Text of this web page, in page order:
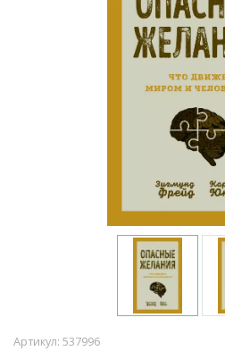
Артикул: 537996